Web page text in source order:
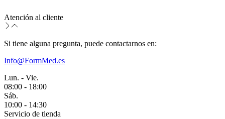
Atención al cliente
Si tiene alguna pregunta, puede contactarnos en:
Info@FormMed.es
Lun. - Vie.
08:00 - 18:00
Sáb.
10:00 - 14:30
Servicio de tienda